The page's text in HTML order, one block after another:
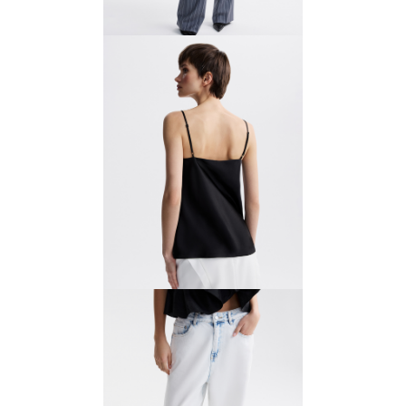
Брюки прямые со складками
8400 ₽
12 000 ₽
Топ с шёлком
4200 ₽
6000 ₽